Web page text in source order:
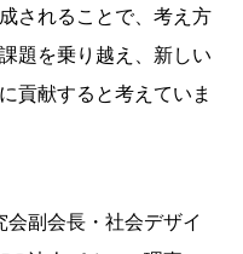
されることで、考え方
題を乗り越え、新しい
貢献すると考えていま
副会長・社会デザイ